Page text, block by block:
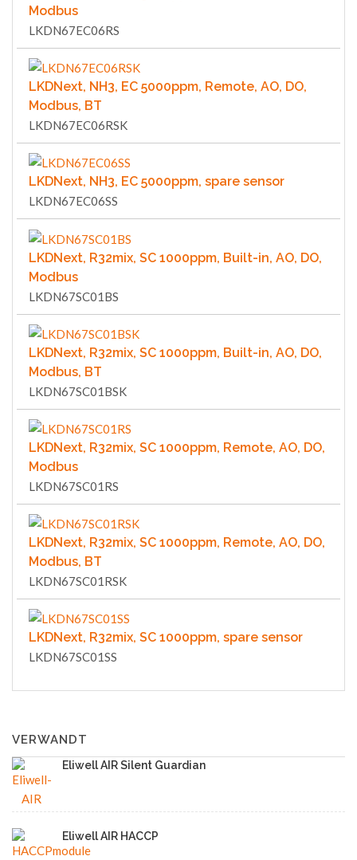
Modbus
LKDN67EC06RS
LKDNext, NH3, EC 5000ppm, Remote, AO, DO,
Modbus, BT
LKDN67EC06RSK
LKDNext, NH3, EC 5000ppm, spare sensor
LKDN67EC06SS
LKDNext, R32mix, SC 1000ppm, Built-in, AO, DO,
Modbus
LKDN67SC01BS
LKDNext, R32mix, SC 1000ppm, Built-in, AO, DO,
Modbus, BT
LKDN67SC01BSK
LKDNext, R32mix, SC 1000ppm, Remote, AO, DO,
Modbus
LKDN67SC01RS
LKDNext, R32mix, SC 1000ppm, Remote, AO, DO,
Modbus, BT
LKDN67SC01RSK
LKDNext, R32mix, SC 1000ppm, spare sensor
LKDN67SC01SS
VERWANDT
Eliwell AIR Silent Guardian
Eliwell AIR HACCP